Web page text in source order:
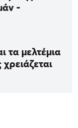
-
τα μελτέμια